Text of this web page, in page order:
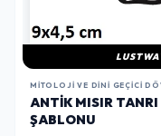
MITOLOJI VE DINI GEÇICI
ANTIK MISIR
ŞABLONU